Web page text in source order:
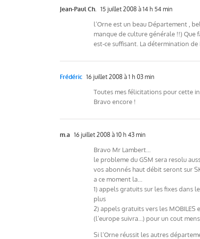
Jean-Paul Ch. 15 juillet 2008 à 14 h 54 min
l’Orne est un beau Département ,
manque de culture générale !!) Que
est-ce suffisant. La détermination
Frédéric 16 juillet 2008 à 1 h 03 min
Toutes mes félicitations pour cette
Bravo encore !
m.a 16 juillet 2008 à 10 h 43 min
Bravo Mr Lambert…
le probleme du GSM sera resolu
vos abonnés haut débit seront sur
a ce moment la…
1) appels gratuits sur les fixes dans
plus
2) appels gratuits vers les MOBILES
(l’europe suivra…) pour un cout
Si l’Orne réussit les autres